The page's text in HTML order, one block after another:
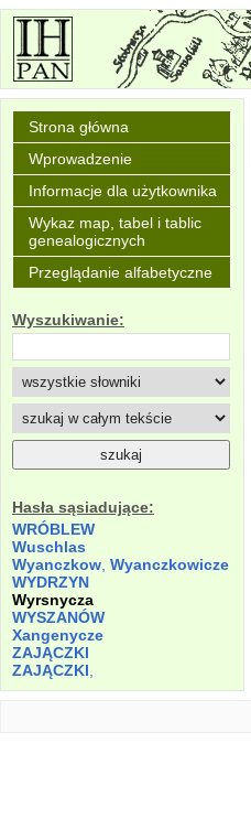
Strona główna
Wprowadzenie
Informacje dla użytkownika
Wykaz map, tabel i tablic
genealogicznych
Przeglądanie alfabetyczne
Wyszukiwanie:
Hasła sąsiadujące:
WRÓBLEW
Wuschlas
Wyanczkow Wyanczkowicze
WYDRZYN
Wyrsnycza
WYSZANÓW
Xangenycze
ZAJĄCZKI
ZAJĄCZKI